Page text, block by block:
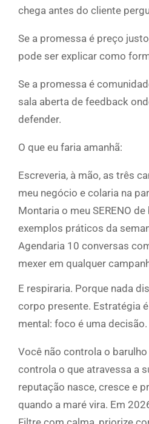
chega antes do cliente
Se a promessa é preço
pode ser explicar como
Se a promessa é
sala aberta de feedback
defender.
O que eu faria amanhã:
Escreveria, à mão, as três
meu negócio e colaria na
Montaria o meu SERENO
exemplos práticos da
Agendaria 10 conversas
mexer em qualquer
E respiraria. Porque nada
corpo presente. Estratégia
mental: foco é uma decisão.
Você não controla o
controla o que atravessa a
reputação nasce, cresce e
quando a maré vira. Em